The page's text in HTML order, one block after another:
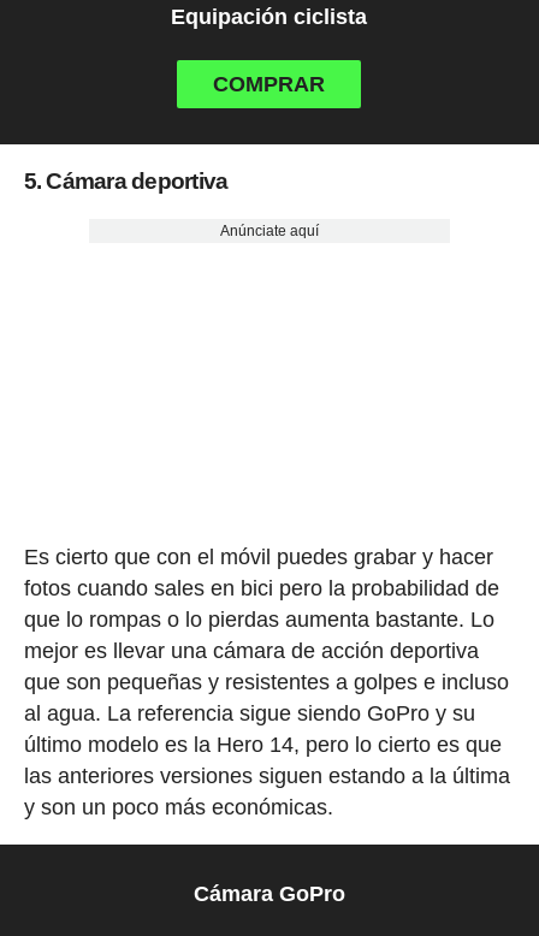
Equipación ciclista
COMPRAR
5. Cámara deportiva
Anúnciate aquí
Es cierto que con el móvil puedes grabar y hacer
fotos cuando sales en bici pero la probabilidad de
que lo rompas o lo pierdas aumenta bastante. Lo
mejor es llevar una cámara de acción deportiva
que son pequeñas y resistentes a golpes e incluso
al agua. La referencia sigue siendo GoPro y su
último modelo es la Hero 14, pero lo cierto es que
las anteriores versiones siguen estando a la última
y son un poco más económicas.
Cámara GoPro